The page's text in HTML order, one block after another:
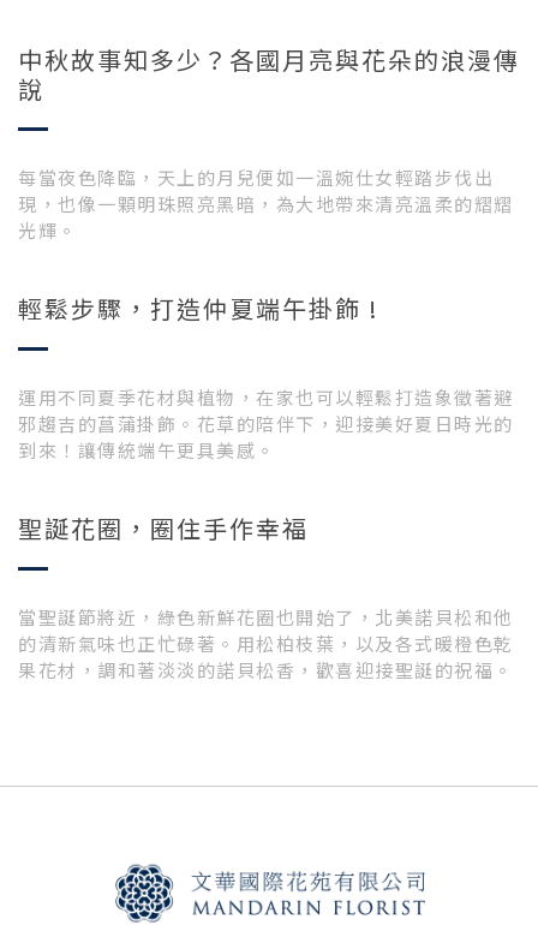
中秋故事知多少？各國月亮與花朵的浪漫傳
說
每當夜色降臨，天上的月兒便如一溫婉仕女輕踏步伐出
現，也像一顆明珠照亮黑暗，為大地帶來清亮溫柔的𦒉𦒉
光輝。
輕鬆步驟，打造仲夏端午掛飾 !
運用不同夏季花材與植物，在家也可以輕鬆打造象徵著避
邪趨吉的菖蒲掛飾。花草的陪伴下，迎接美好夏日時光的
到來！讓傳統端午更具美感。
聖誕花圈，圈住手作幸福
當聖誕節將近，綠色新鮮花圈也開始了，北美諾貝松和他
的清新氣味也正忙碌著。用松柏枝葉，以及各式暖橙色乾
果花材，調和著淡淡的諾貝松香，歡喜迎接聖誕的祝福。